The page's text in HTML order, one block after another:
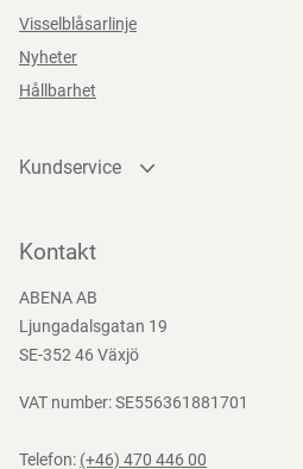
Visselblåsarlinje
Nyheter
Hållbarhet
Kundservice
Bli kund
Nedladdningar
Kontakt
ABENA AB
Ljungadalsgatan 19
SE-352 46 Växjö
VAT number: SE556361881701
Telefon: (+46) 470 446 00